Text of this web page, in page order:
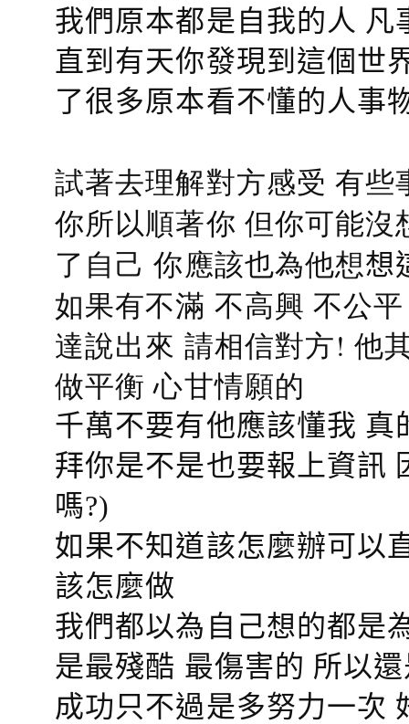
我們原本都是自我的人
直到有天你發現到這個世
了很多原本看不懂的人事
試著去理解對方感受 有
你所以順著你 但你可能
了自己 你應該也為他想想
如果有不滿 不高興 不公
達說出來 請相信對方! 他
做平衡 心甘情願的
千萬不要有他應該懂我
拜你是不是也要報上資訊
嗎?)
如果不知道該怎麼辦可以
該怎麼做
我們都以為自己想的都是
是最殘酷 最傷害的 所以
成功只不過是多努力一次